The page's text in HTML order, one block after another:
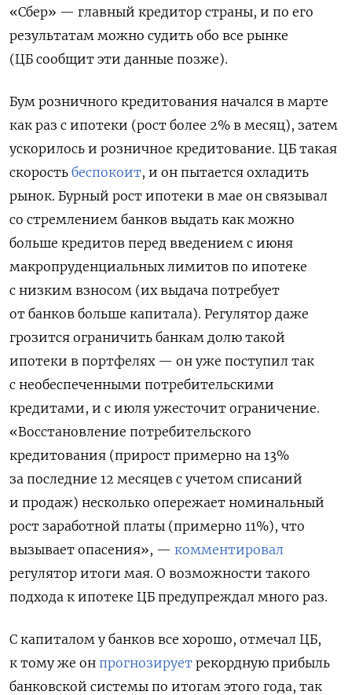
«Сбер» — главный кредитор страны, и по его
результатам можно судить обо все рынке
(ЦБ сообщит эти данные позже).
Бум розничного кредитования начался в марте
как раз с ипотеки (рост более 2% в месяц), затем
ускорилось и розничное кредитование. ЦБ такая
скорость беспокоит, и он пытается охладить
рынок. Бурный рост ипотеки в мае он связывал
со стремлением банков выдать как можно
больше кредитов перед введением с июня
макропруденциальных лимитов по ипотеке
с низким взносом (их выдача потребует
от банков больше капитала). Регулятор даже
грозится ограничить банкам долю такой
ипотеки в портфелях — он уже поступил так
с необеспеченными потребительскими
кредитами, и с июля ужесточит ограничение.
«Восстановление потребительского
кредитования (прирост примерно на 13%
за последние 12 месяцев с учетом списаний
и продаж) несколько опережает номинальный
рост заработной платы (примерно 11%), что
вызывает опасения», — комментировал
регулятор итоги мая. О возможности такого
подхода к ипотеке ЦБ предупреждал много раз.
С капиталом у банков все хорошо, отмечал ЦБ,
к тому же он прогнозирует рекордную прибыль
банковской системы по итогам этого года, так